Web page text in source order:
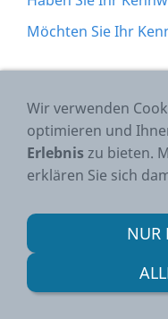
Möchten Sie Ihr
Impressum|
Wir verwenden
optimieren und
Erlebniszu bieten.
erklären Sie sich
NUR